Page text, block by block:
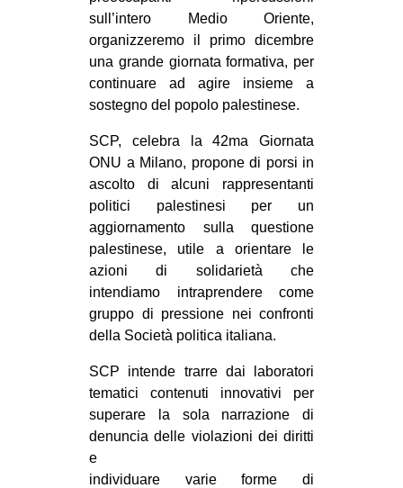
sull’intero Medio Oriente,
organizzeremo il primo dicembre
una grande giornata formativa, per
continuare ad agire insieme a
sostegno del popolo palestinese.
SCP, celebra la 42ma Giornata
ONU a Milano, propone di porsi in
ascolto di alcuni rappresentanti
politici palestinesi per un
aggiornamento sulla questione
palestinese, utile a orientare le
azioni di solidarietà che
intendiamo intraprendere come
gruppo di pressione nei confronti
della Società politica italiana.
SCP intende trarre dai laboratori
tematici contenuti innovativi per
superare la sola narrazione di
denuncia delle violazioni dei diritti
e
individuare varie forme di